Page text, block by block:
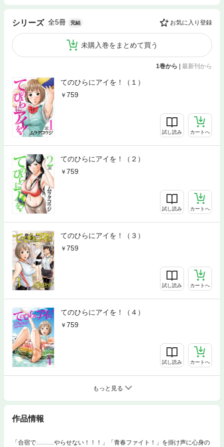
シリーズ 全5冊 完結 お気に入り登録
未購入巻をまとめて買う
1巻から | 最新刊から
てのひらにアイを！（１）
759
試し読み カートへ
てのひらにアイを！（２）
759
試し読み カートへ
てのひらにアイを！（３）
759
試し読み カートへ
てのひらにアイを！（４）
759
試し読み カートへ
もっと見る
作品情報
「合宿で………やらせない！！！」「青春ファイト！」を掛け声に心身の